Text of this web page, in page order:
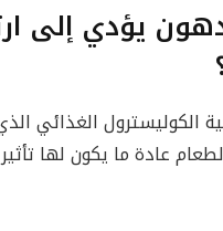
يؤدي إلى
الكوليسترول الغذائي
عادة ما يكون لها